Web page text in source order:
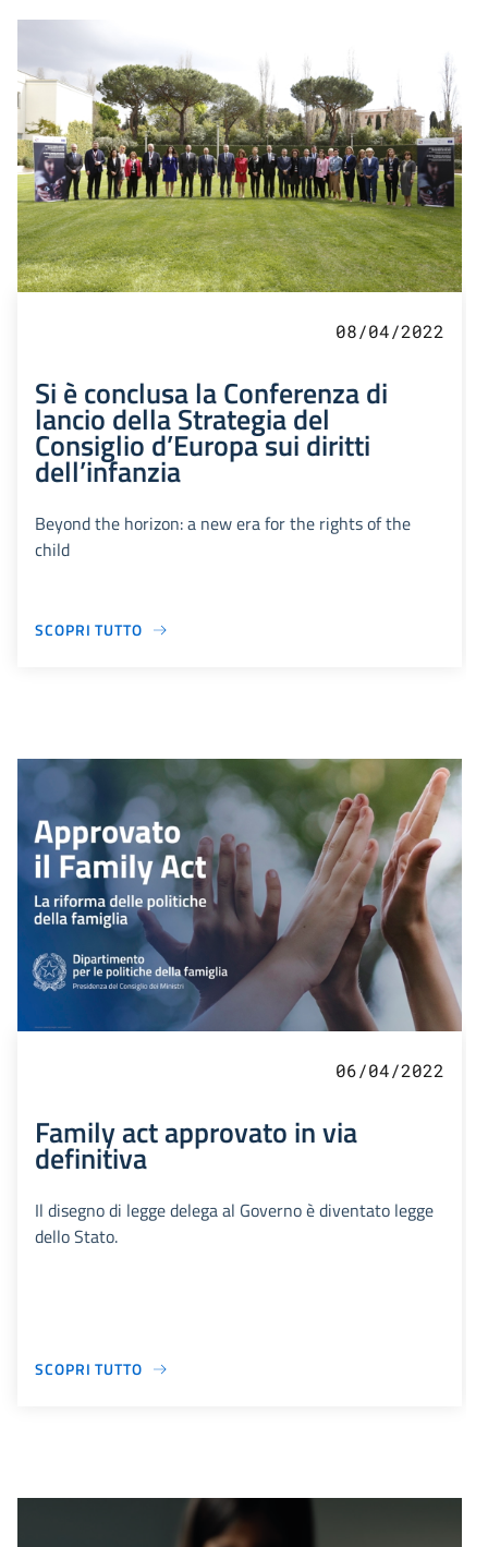
08/04/2022
Si è conclusa la Conferenza di
lancio della Strategia del
Consiglio d’Europa sui diritti
dell’infanzia
Beyond the horizon: a new era for the rights of the
child
SCOPRI TUTTO
06/04/2022
Family act approvato in via
definitiva
Il disegno di legge delega al Governo è diventato legge
dello Stato.
SCOPRI TUTTO